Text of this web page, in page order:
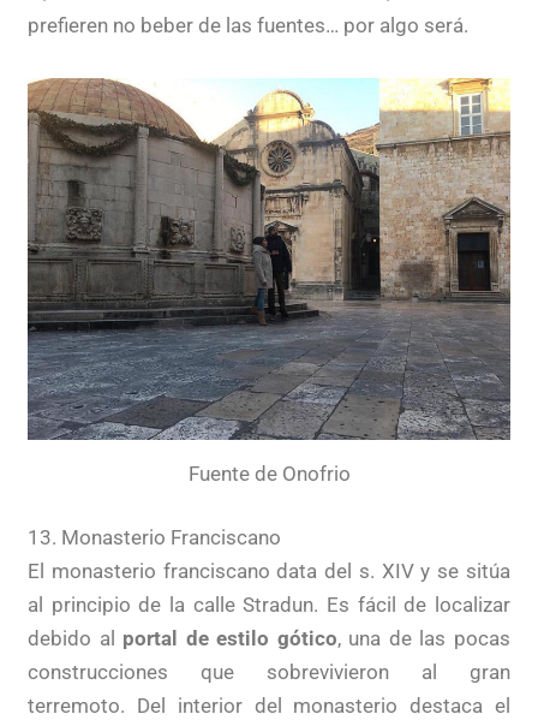
prefieren no beber de las fuentes… por algo será.
Fuente de Onofrio
13. Monasterio Franciscano
El monasterio franciscano data del s. XIV y se sitúa
al principio de la calle Stradun. Es fácil de localizar
debido al portal de estilo gótico, una de las pocas
construcciones que sobrevivieron al gran
terremoto. Del interior del monasterio destaca el